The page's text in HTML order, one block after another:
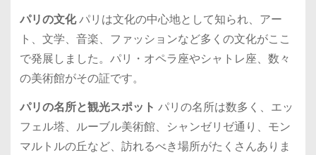
パリの文化パリは文化の中心地として知られ、アー
ト、文学、音楽、ファッションなど多くの文化がここ
で発展しました。パリ・オペラ座やシャトレ座、数々
の美術館がその証です。
パリの名所と観光スポット パリの名所は数多く、エッ
フェル塔、ルーブル美術館、シャンゼリゼ通り、モン
マルトルの丘など、訪れるべき場所がたくさんありま